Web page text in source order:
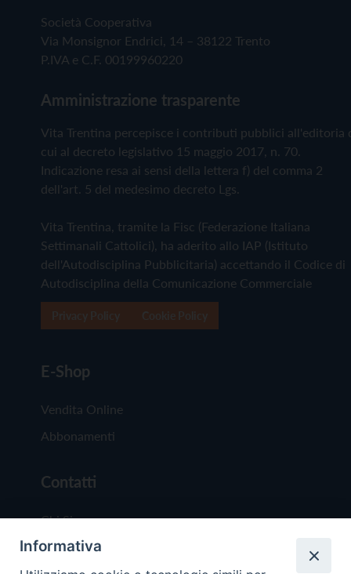
Società Cooperativa
Via Monsignor Endrici, 14 – 38122 Trento
P.IVA e C.F. 00199960220
Amministrazione trasparente
Vita Trentina percepisce i contributi pubblici all'editoria
cui al decreto legislativo 15 maggio 2017, n. 70.
Indicazione resa ai sensi della lettera f) del comma 2
dell'art. 5 del medesimo decreto Lgs.
Vita Trentina, tramite la Fisc (Federazione Italiana
Settimanali Cattolici), ha aderito allo IAP (Istituto
dell'Autodisciplina Pubblicitaria) accettando il Codice di
Autodisciplina della Comunicazione Commerciale
E-Shop
Vendita Online
Abbonamenti
Contatti
Chi Siamo
Redazione
Informativa